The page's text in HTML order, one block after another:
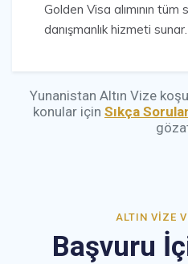
Golden Visa alımının
danışmanlık hizmeti sunar.
Yunanistan Altın Vize
konular için Sıkça
ALTIN VIZE
Başvuru